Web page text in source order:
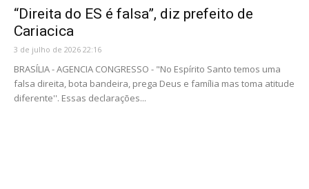
“Direita do ES é falsa”, diz prefeito de
Cariacica
3 de julho de 2026 22:16
BRASÍLIA - AGENCIA CONGRESSO - "No Espírito Santo temos uma
falsa direita, bota bandeira, prega Deus e família mas toma atitude
diferente''. Essas declarações...